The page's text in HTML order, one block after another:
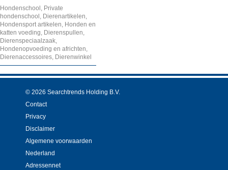
Hondenschool, Private
hondenschool, Dierenartikelen,
Hondensport artikelen, Honden en
katten voeding, Dierenspullen,
Dierenspeciaalzaak,
Hondenopvoeding en africhten,
Dierenaccessoires, Dierenwinkel
© 2026 Searchtrends Holding B.V.
Contact
Privacy
Disclaimer
Algemene voorwaarden
Nederland
Adressennet